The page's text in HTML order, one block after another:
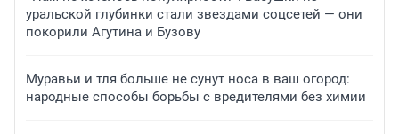
уральской глубинки стали звездами соцсетей — они
покорили Агутина и Бузову
Муравьи и тля больше не сунут носа в ваш огород:
народные способы борьбы с вредителями без химии